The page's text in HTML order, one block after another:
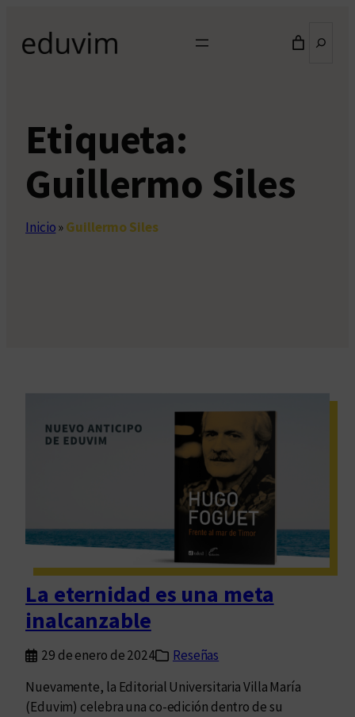
contenido
Etiqueta:
Guillermo Siles
Inicio»Guillermo Siles
La eternidad es una meta
inalcanzable
29 de enero de 2024
Reseñas
Nuevamente, la Editorial Universitaria Villa María
(Eduvim) celebra una co-edición dentro de su